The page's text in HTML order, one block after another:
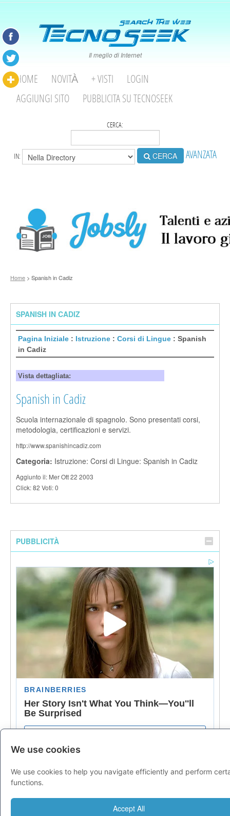
Il meglio di Internet
HOME NOVITÀ + VISTI
LOGIN
AGGIUNGI SITO
PUBBLICITA SU TECNOSEEK
CERCA:
IN: CERCA AVANZATA
Home > Spanish in Cadiz
SPANISH IN CADIZ
Pagina Iniziale : Istruzione : Corsi di Lingue : Spanish
in Cadiz
Vista dettagliata:
Spanish in Cadiz
Scuola internazionale di spagnolo. Sono presentati corsi,
metodologia, certificazioni e servizi.
http://www.spanishincadiz.com
Categoria: Istruzione: Corsi di Lingue: Spanish in Cadiz
Aggiunto il: Mer Ott 22 2003
Click: 82 Voti: 0
PUBBLICITÀ
We use cookies
We use cookies to help you navigate efficiently and perform
functions.
Accept All